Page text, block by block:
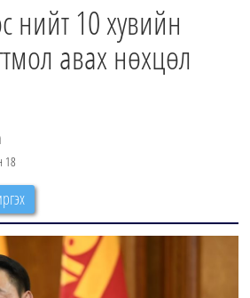
нийт 10 хувийн
авах нөхцөл
18